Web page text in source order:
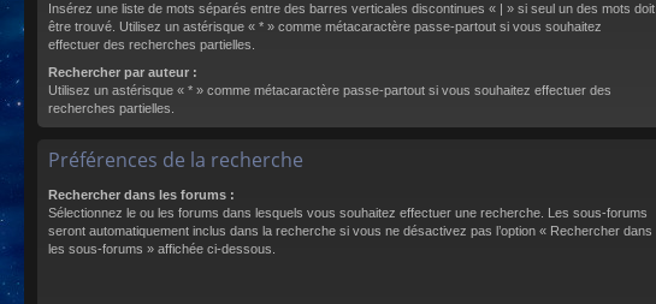
Insérez une liste de mots séparés entre des barres verticales discontinues « | » si seul un des mots doit
être trouvé. Utilisez un astérisque « * » comme métacaractère passe-partout si vous souhaitez
effectuer des recherches partielles.
Rechercher par auteur :
Utilisez un astérisque « * » comme métacaractère passe-partout si vous souhaitez effectuer des
recherches partielles.
Préférences de la recherche
Rechercher dans les forums :
Sélectionnez le ou les forums dans lesquels vous souhaitez effectuer une recherche. Les sous-forums
seront automatiquement inclus dans la recherche si vous ne désactivez pas l’option « Rechercher dans
les sous-forums » affichée ci-dessous.